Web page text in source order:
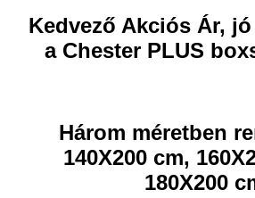
Kedvező Akciós Ár,
a Chester PLUS
Három méretben
140X200 cm,
180X200